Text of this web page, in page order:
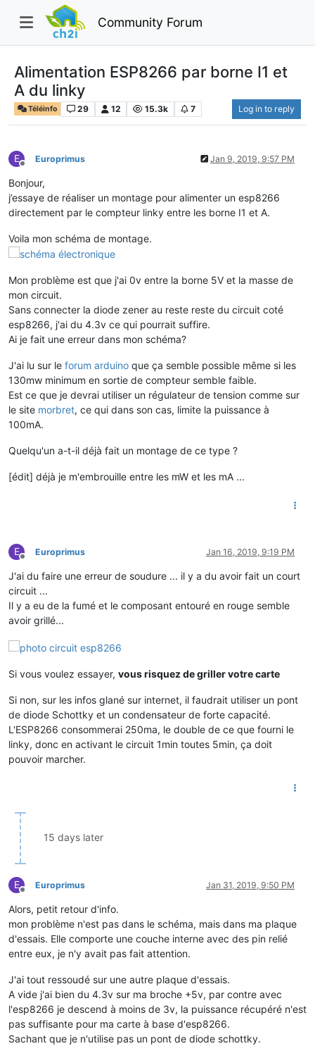
Community Forum
Alimentation ESP8266 par borne I1 et
A du linky
Téléinfo 29 12 15.3k 7 Log in to reply
E
Offline
Europrimus Jan 9, 2019, 9:57 PM
Bonjour,
j’essaye de réaliser un montage pour alimenter un esp8266
directement par le compteur linky entre les borne I1 et A.
Voila mon schéma de montage.
Mon problème est que j'ai 0v entre la borne 5V et la masse de
mon circuit.
Sans connecter la diode zener au reste reste du circuit coté
esp8266, j'ai du 4.3v ce qui pourrait suffire.
Ai je fait une erreur dans mon schéma?
J'ai lu sur le forum arduino que ça semble possible même si les
130mw minimum en sortie de compteur semble faible.
Est ce que je devrai utiliser un régulateur de tension comme sur
le site morbret, ce qui dans son cas, limite la puissance à
100mA.
Quelqu'un a-t-il déjà fait un montage de ce type ?
[édit] déjà je m'embrouille entre les mW et les mA ...
E
Offline
Europrimus Jan 16, 2019, 9:19 PM
J'ai du faire une erreur de soudure ... il y a du avoir fait un court
circuit ...
Il y a eu de la fumé et le composant entouré en rouge semble
avoir grillé...
Si vous voulez essayer, vous risquez de griller votre carte
Si non, sur les infos glané sur internet, il faudrait utiliser un pont
de diode Schottky et un condensateur de forte capacité.
L'ESP8266 consommerai 250ma, le double de ce que fourni le
linky, donc en activant le circuit 1min toutes 5min, ça doit
pouvoir marcher.
15 days later
E
Offline
Europrimus Jan 31, 2019, 9:50 PM
Alors, petit retour d'info.
mon problème n'est pas dans le schéma, mais dans ma plaque
d'essais. Elle comporte une couche interne avec des pin relié
entre eux, je n'y avait pas fait attention.
J'ai tout ressoudé sur une autre plaque d'essais.
A vide j'ai bien du 4.3v sur ma broche +5v, par contre avec
l'esp8266 je descend à moins de 3v, la puissance récupéré n'est
pas suffisante pour ma carte à base d'esp8266.
Sachant que je n'utilise pas un pont de diode schottky.